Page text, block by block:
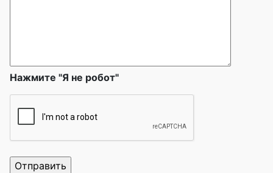
Нажмите "Я не робот"